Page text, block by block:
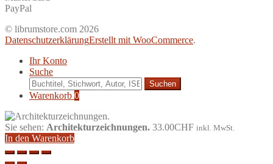
PayPal
© librumstore.com 2026
DatenschutzerklärungErstellt mit WooCommerce.
Ihr Konto
Suche
Suche
nach:
Warenkorb 0
Sie sehen: Architekturzeichnungen. 33.00CHF inkl. MwSt.
In den Warenkorb